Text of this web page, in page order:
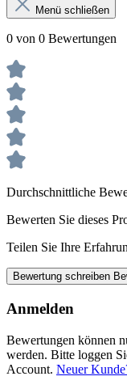
Menü schließen
0 von 0 Bewertungen
Durchschnittliche
Bewerten Sie dieses
Teilen Sie Ihre
Bewertung schreiben
Anmelden
Bewertungen können
werden. Bitte loggen
Account. Neuer